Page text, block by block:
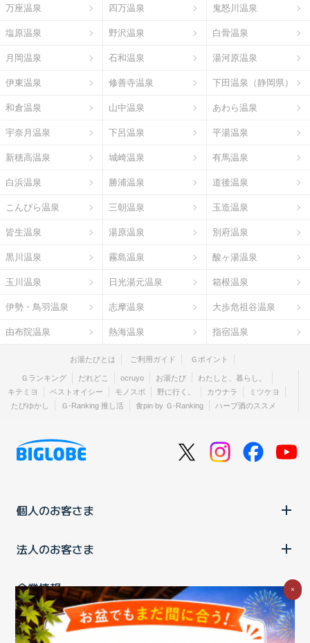
万座温泉 四万温泉 鬼怒川温泉
塩原温泉 野沢温泉 白骨温泉
月岡温泉 石和温泉 湯河原温泉
伊東温泉 修善寺温泉 下田温泉（静岡県）
和倉温泉 山中温泉 あわら温泉
宇奈月温泉 下呂温泉 平湯温泉
新穂高温泉 城崎温泉 有馬温泉
白浜温泉 勝浦温泉 道後温泉
こんぴら温泉 三朝温泉 玉造温泉
皆生温泉 湯原温泉 別府温泉
黒川温泉 霧島温泉 酸ヶ湯温泉
玉川温泉 日光湯元温泉 箱根温泉
伊勢・鳥羽温泉 志摩温泉 大歩危祖谷温泉
由布院温泉 熱海温泉 指宿温泉
お湯たびとは ご利用ガイド Ｇポイント
Ｇランキング だれどこ ocruyo お湯たび
わたしと、暮らし。
キテミヨ
ベストオイシー モノスポ 野に行く。 カウナラ
ミツケヨ
たびゆかし
Ｇ-Ranking 推し活 食pin by Ｇ-Ranking ハーブ酒のススメ
個人のお客さま
法人のお客さま
企業情報
ご利用中の方
×